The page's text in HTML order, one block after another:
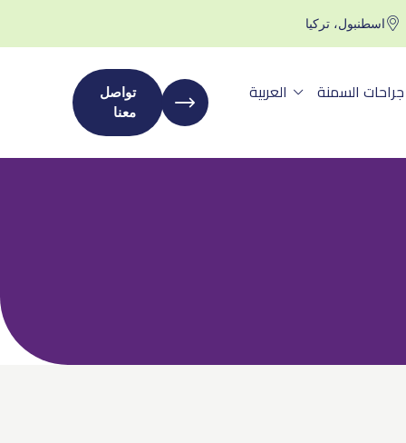
اسطنبول، تركيا
جراحات السمنة العربية
تواصل
معنا